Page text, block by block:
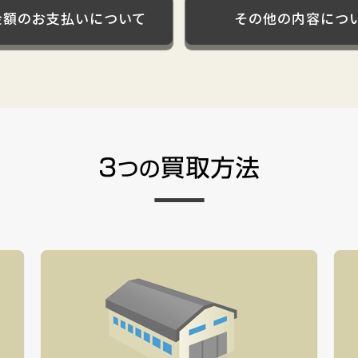
のお支払いについて その他の内容につ